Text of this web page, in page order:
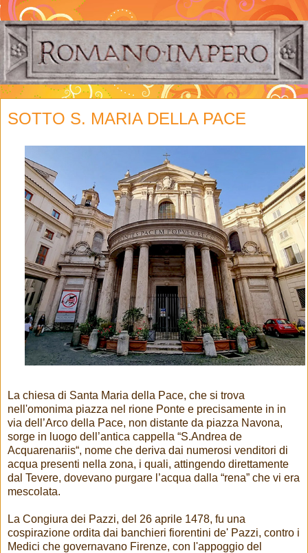
SOTTO S. MARIA DELLA PACE
La chiesa di Santa Maria della Pace, che si trova
nell'omonima piazza nel rione Ponte e precisamente in in
via dell’Arco della Pace, non distante da piazza Navona,
sorge in luogo dell’antica cappella “S.Andrea de
Acquarenariis“, nome che deriva dai numerosi venditori di
acqua presenti nella zona, i quali, attingendo direttamente
dal Tevere, dovevano purgare l’acqua dalla “rena” che vi era
mescolata.
La Congiura dei Pazzi, del 26 aprile 1478, fu una
cospirazione ordita dai banchieri fiorentini de' Pazzi, contro i
Medici che governavano Firenze, con l'appoggio del